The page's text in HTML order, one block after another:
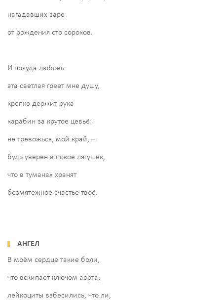
нагадавших заре
от рождения сто сороков.
И покуда любовь
эта светлая греет мне душу,
крепко держит рука
карабин за крутое цевьё:
не тревожься, мой край, –
будь уверен в покое лягушек,
что в туманах хранят
безмятежное счастье твоё.
АНГЕЛ
В моём сердце такие боли,
что вскипает ключом аорта,
лейкоциты взбесились, что ли,